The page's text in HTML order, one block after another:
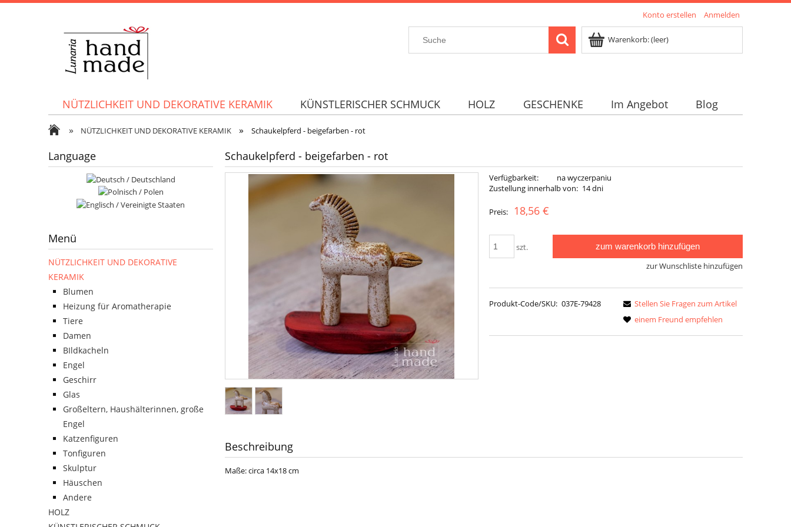
Konto erstellen Anmelden
Warenkorb:(leer)
NÜTZLICHKEIT UND DEKORATIVE KERAMIK KÜNSTLERISCHER SCHMUCK HOLZ GESCHENKE Im Angebot Blog
» NÜTZLICHKEIT UND DEKORATIVE KERAMIK » Schaukelpferd - beigefarben - rot
Language
Menü
NÜTZLICHKEIT UND DEKORATIVE
KERAMIK
Blumen
Heizung für Aromatherapie
Tiere
Damen
BIldkacheln
Engel
Geschirr
Glas
Großeltern, Haushälterinnen, große
Engel
Katzenfiguren
Tonfiguren
Skulptur
Häuschen
Andere
HOLZ
Schaukelpferd - beigefarben - rot
Verfügbarkeit:
na wyczerpaniu
Zustellung innerhalb von: 14 dni
Preis: 18,56 €
szt. zum warenkorb hinzufügen
zur Wunschliste hinzufügen
Produkt-Code/SKU: 037E-79428
Stellen Sie Fragen zum Artikel
einem Freund empfehlen
Beschreibung
Maße: circa 14x18 cm